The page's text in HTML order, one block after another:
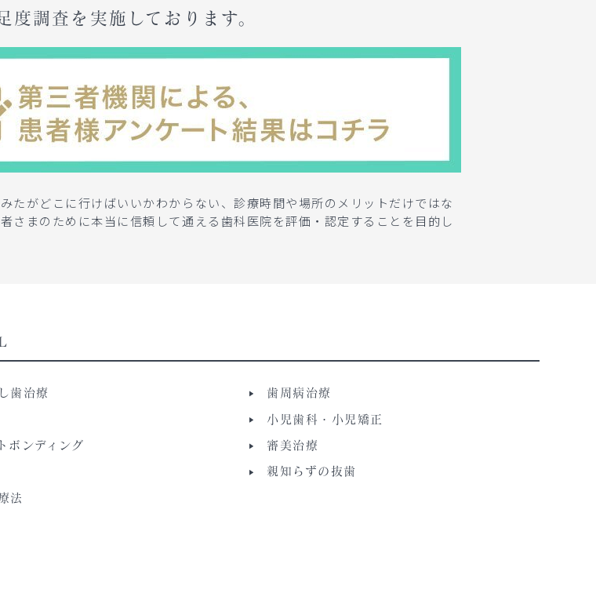
度調査を実施しております。
たがどこに行けばいいかわからない、診療時間や場所のメリットだけではな
さまのために本当に信頼して通える歯科医院を評価・認定することを目的し
歯治療 歯周病治療
小児歯科・小児矯正
ボンディング 審美治療
親知らずの抜歯
法